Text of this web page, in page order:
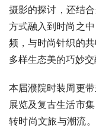
摄影的探讨，还结
方式融入到时尚之
频，与时尚针织的
多样生态美的巧妙交
本届濮院时装周更
展览及复古生活市
转时尚文旅与潮流